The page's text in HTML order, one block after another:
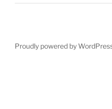
Proudly powered by